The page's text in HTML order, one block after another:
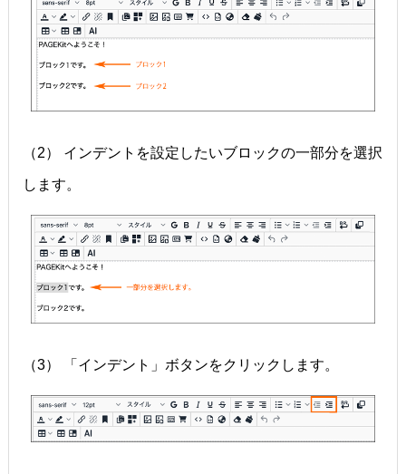
（2） インデントを設定したいブロックの一部分を選択
します。
（3） 「インデント」ボタンをクリックします。